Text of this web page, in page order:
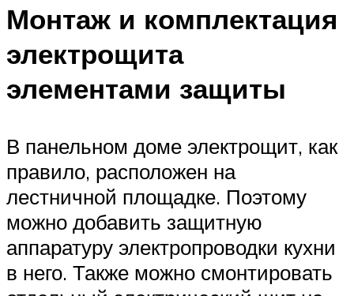
Монтаж и комплектация
электрощита
элементами защиты
В панельном доме электрощит, как
правило, расположен на
лестничной площадке. Поэтому
можно добавить защитную
аппаратуру электропроводки кухни
в него. Также можно смонтировать